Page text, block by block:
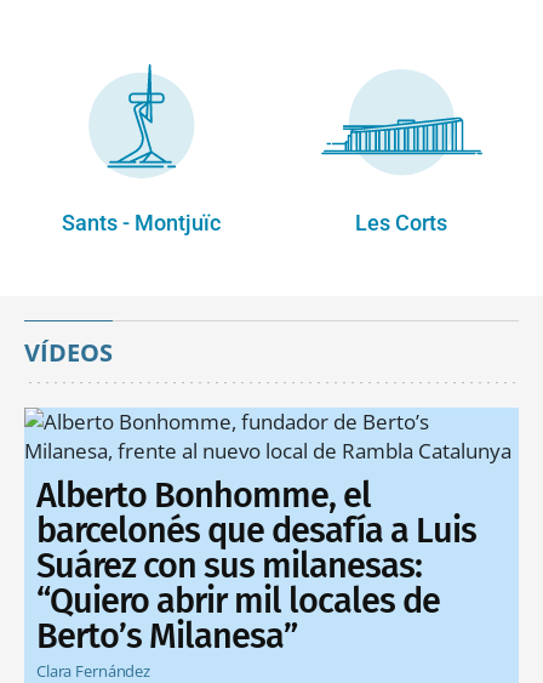
Sants - Montjuïc Les Corts
VÍDEOS
Alberto Bonhomme, el
barcelonés que desafía a Luis
Suárez con sus milanesas:
“Quiero abrir mil locales de
Berto’s Milanesa”
Clara Fernández